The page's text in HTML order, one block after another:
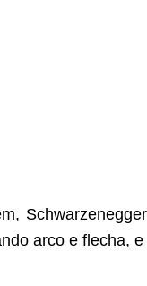
arco e flecha,